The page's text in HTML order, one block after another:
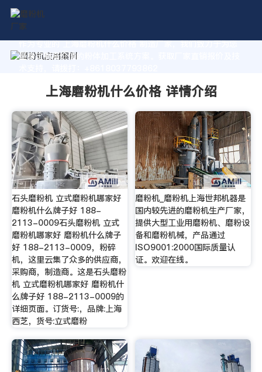
作为专业的 上海磨粉机什么价格 制造厂家，我们致力于为您
量身定制高价值的粉体加工系统方案。获取厂家直销报价及技
上海磨粉机什么价格 详情介绍
石头磨粉机 立式磨粉机哪家好
磨粉机什么牌子好 188-
2113-0009石头磨粉机 立式
磨粉机哪家好 磨粉机什么牌子
好 188-2113-0009，粉碎
机，这里云集了众多的供应商，
采购商，制造商。这是石头磨粉
机 立式磨粉机哪家好 磨粉机什
么牌子好 188-2113-0009的
详细页面。订货号:，品牌:上海
西芝，货号:立式磨粉
磨粉机_磨粉机上海世邦机器是
国内较先进的磨粉机生产厂家，
提供大型工业用磨粉机、磨粉设
备和磨粉机械，产品通过
ISO9001:2000国际质量认
证。欢迎在线。